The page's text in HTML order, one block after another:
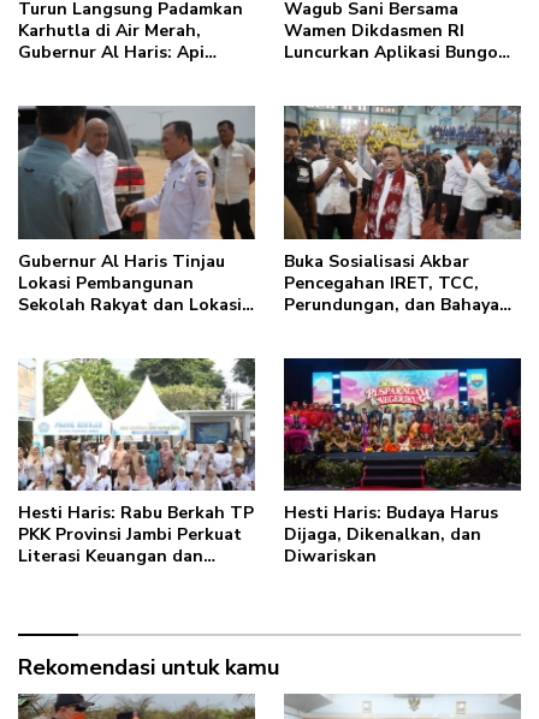
Turun Langsung Padamkan
Karhutla di Air Merah,
Gubernur Al Haris: Api
Wagub Sani Bersama
Wamen Dikdasmen RI
Luncurkan Aplikasi Bungo
Pendidikan di Jambi
Gubernur Al Haris Tinjau
Lokasi Pembangunan
Sekolah Rakyat dan Lokasi
Buka Sosialisasi Akbar
Pencegahan IRET, TCC,
Perundungan, dan Bahaya
anakku bisa jaga diri, 60%
masa depan sudah ada di
tangan”
Hesti Haris: Rabu Berkah TP
PKK Provinsi Jambi Perkuat
Literasi Keuangan dan
Hesti Haris: Budaya Harus
Dijaga, Dikenalkan, dan
Diwariskan
Rekomendasi untuk kamu